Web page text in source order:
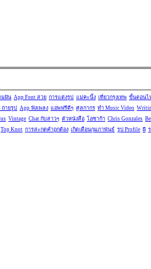
มฝัน App Font สวย การแต่งรูป แม่คะนิ้ง เที่ยวกรุงเทพ ขั้นตอนไ
ถ่ายรูป App ฟังเพลง แอพฟรีดีๆ ศุลกากร ทำ Music Video
Vintage Chat กับสาวๆ ตัวหนังสือ โอซาก้า Chris Gonzales
Top Knot การสะกดคำถูกต้อง เกิดเดือนกุมภาพันธ์ รูป Profile ผี